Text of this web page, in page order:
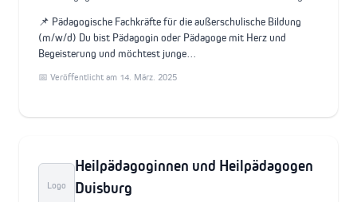
📌 Pädagogische Fachkräfte für die außerschulische Bildung
(m/w/d) Du bist Pädagogin oder Pädagoge mit Herz und
Begeisterung und möchtest junge…
📅 Veröffentlicht am 14. März. 2025
Logo
Heilpädagoginnen und Heilpädagogen
Duisburg